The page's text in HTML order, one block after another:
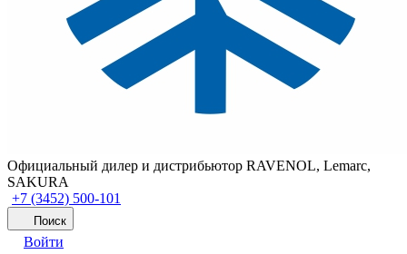
Официальный дилер и дистрибьютор RAVENOL, Lemarc,
SAKURA
+7 (3452) 500-101
Поиск
Войти